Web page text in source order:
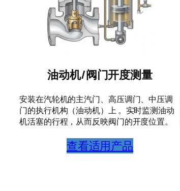
油动机/阀门开度测量
安装在汽轮机的主汽门、高压调门、中压调
门的执行机构（油动机）上 。实时监测油动
机活塞的行程，从而反映阀门的开度位置。
查看适用产品